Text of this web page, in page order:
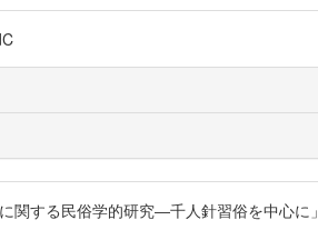
関する民俗学的研究―千人針習俗を中心